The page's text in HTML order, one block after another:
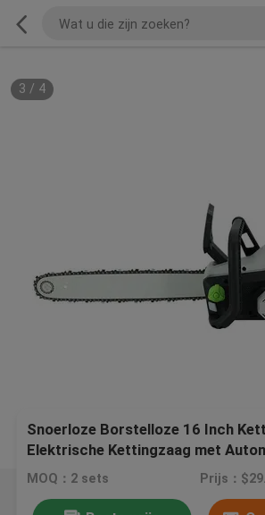
3 / 4
Snoerloze Borstelloze 16 Inch
Elektrische Kettingzaag met
Kettingspanner en Olievuller
MOQ：2 sets Prijs：